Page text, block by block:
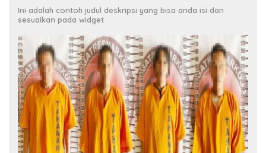
Ini adalah contoh judul deskripsi yang bisa anda isi dan
sesuaikan pada widget